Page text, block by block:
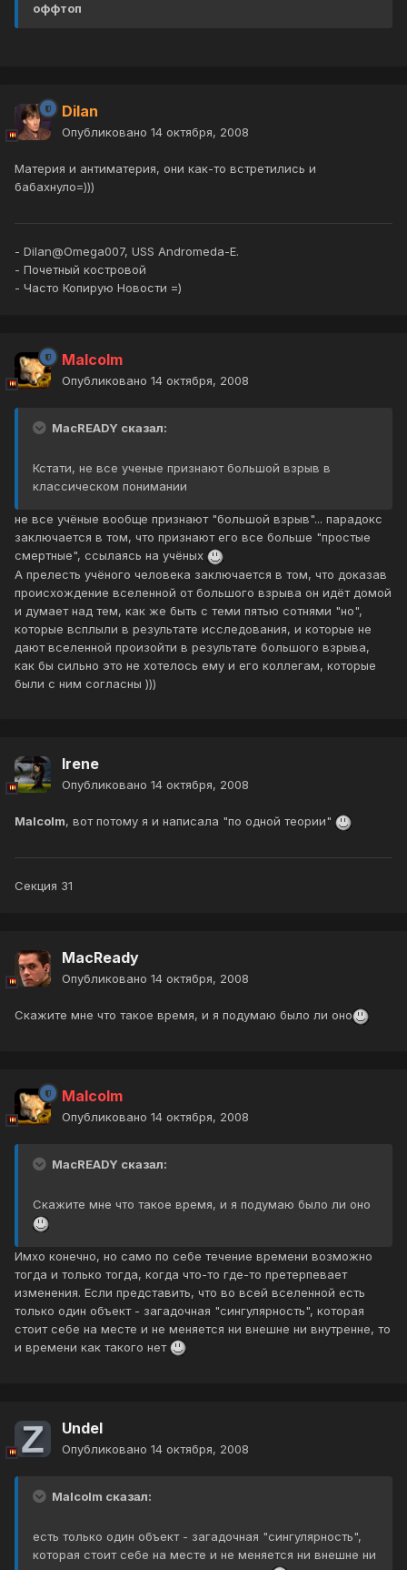
оффтоп
Dilan
Опубликовано 14 октября, 2008
Материя и антиматерия, они как-то встретились и
бабахнуло=)))
- Dilan@Omega007, USS Andromeda-E.
- Почетный костровой
- Часто Копирую Новости =)
Malcolm
Опубликовано 14 октября, 2008
MacREADY сказал:
Кстати, не все ученые признают большой взрыв в
классическом понимании
не все учёные вообще признают "большой взрыв"... парадокс
заключается в том, что признают его все больше "простые
смертные", ссылаясь на учёных
А прелесть учёного человека заключается в том, что доказав
происхождение вселенной от большого взрыва он идёт домой
и думает над тем, как же быть с теми пятью сотнями "но",
которые всплыли в результате исследования, и которые не
дают вселенной произойти в результате большого взрыва,
как бы сильно это не хотелось ему и его коллегам, которые
были с ним согласны )))
Irene
Опубликовано 14 октября, 2008
Malcolm, вот потому я и написала "по одной теории"
Секция 31
MacReady
Опубликовано 14 октября, 2008
Скажите мне что такое время, и я подумаю было ли оно
Malcolm
Опубликовано 14 октября, 2008
MacREADY сказал:
Скажите мне что такое время, и я подумаю было ли оно
Имхо конечно, но само по себе течение времени возможно
тогда и только тогда, когда что-то где-то претерпевает
изменения. Если представить, что во всей вселенной есть
только один объект - загадочная "сингулярность", которая
стоит себе на месте и не меняется ни внешне ни внутренне, то
и времени как такого нет
Undel
Опубликовано 14 октября, 2008
Malcolm сказал:
есть только один объект - загадочная "сингулярность",
которая стоит себе на месте и не меняется ни внешне ни